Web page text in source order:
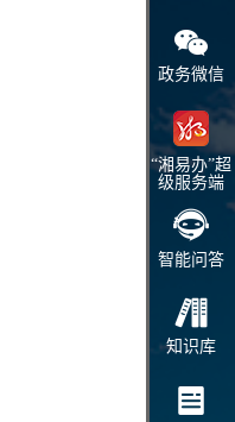
政务微信
“湘易办”超
级服务端
智能问答
知识库